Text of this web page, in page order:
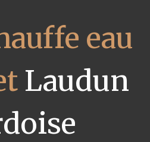
eau
Laudun